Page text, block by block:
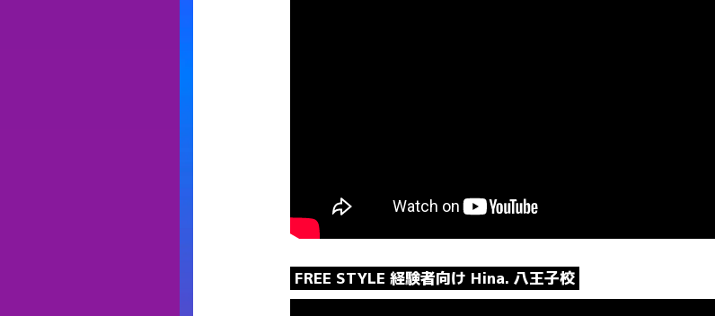
FREE STYLE 経験者向け Hina. 八王子校